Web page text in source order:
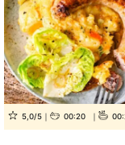
5,0/5 00:20